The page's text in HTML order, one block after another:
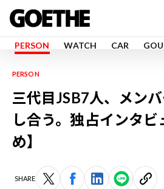
PERSON WATCH CAR
PERSON
三代目JSB7人、メン
し合う。独占インタビ
め】
SHARE